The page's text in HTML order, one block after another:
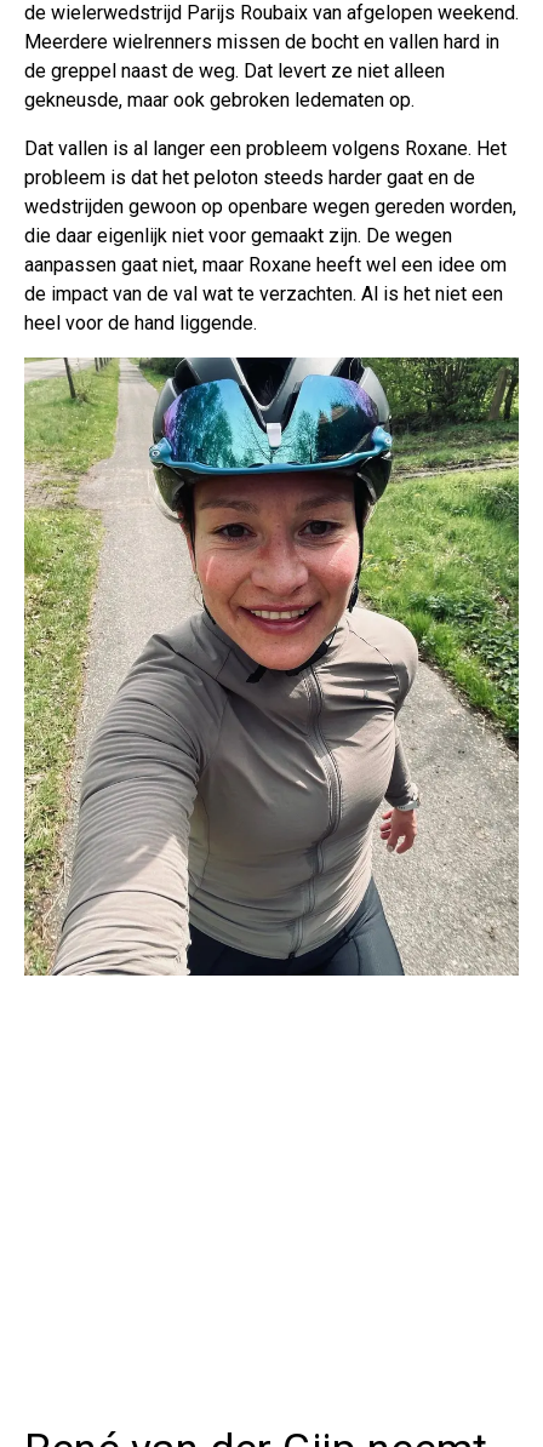
de wielerwedstrijd Parijs Roubaix van afgelopen weekend.
Meerdere wielrenners missen de bocht en vallen hard in
de greppel naast de weg. Dat levert ze niet alleen
gekneusde, maar ook gebroken ledematen op.
Dat vallen is al langer een probleem volgens Roxane. Het
probleem is dat het peloton steeds harder gaat en de
wedstrijden gewoon op openbare wegen gereden worden,
die daar eigenlijk niet voor gemaakt zijn. De wegen
aanpassen gaat niet, maar Roxane heeft wel een idee om
de impact van de val wat te verzachten. Al is het niet een
heel voor de hand liggende.